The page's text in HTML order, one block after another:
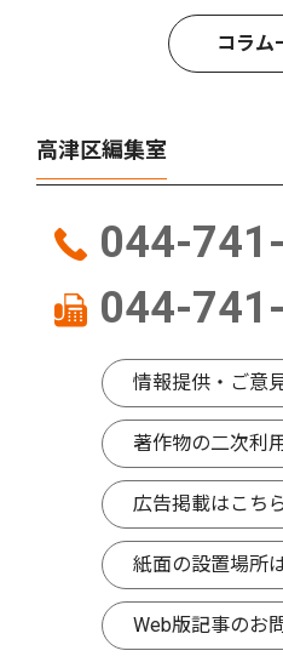
コラム
高津区編集室
044-
044-
情報提供・ご意
著作物の二次利
広告掲載はこち
紙面の設置場所
Web版記事のお